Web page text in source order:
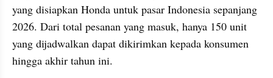
yang disiapkan Honda untuk pasar Indonesia sepanjang
2026. Dari total pesanan yang masuk, hanya 150 unit
yang dijadwalkan dapat dikirimkan kepada konsumen
hingga akhir tahun ini.